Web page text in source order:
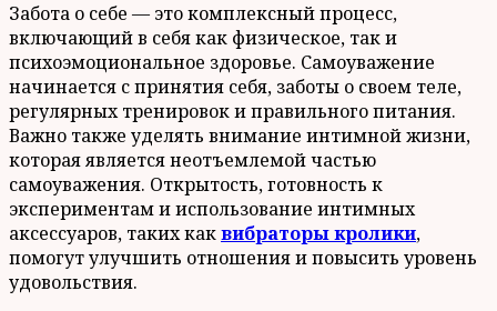
Забота о себе — это комплексный процесс,
включающий в себя как физическое, так и
психоэмоциональное здоровье. Самоуважение
начинается с принятия себя, заботы о своем теле,
регулярных тренировок и правильного питания.
Важно также уделять внимание интимной жизни,
которая является неотъемлемой частью
самоуважения. Открытость, готовность к
экспериментам и использование интимных
аксессуаров, таких каквибраторы кролики,
помогут улучшить отношения и повысить уровень
удовольствия.